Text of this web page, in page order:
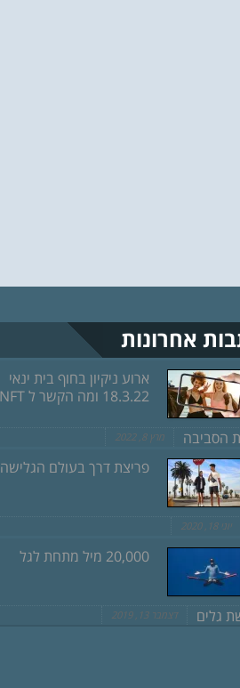
אחרונות
ארוע ניקיון בחוף בית ינאי
18.3.22 ומה הקשר ל NFT ?
הסביבה מרץ 8, 2022
פריצת דרך בעולם הגלישה
יוני 18, 2020
20,000 מיל מתחת לגל
גלים דצמבר 13, 2019